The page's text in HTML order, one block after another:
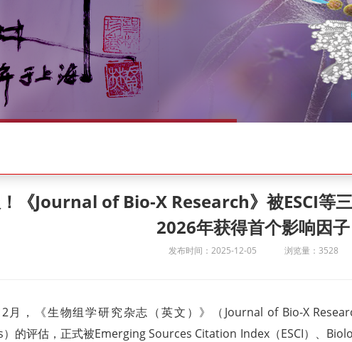
《Journal of Bio-X Research》被ESCI等
2026年获得首个影响因子
发布时间：2025-12-05 浏览量：3528
月，《生物组学研究杂志（英文）》（Journal of Bio-X
的评估，正式被Emerging Sources Citation Index（ESCI）、